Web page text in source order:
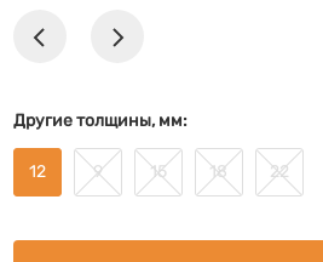
Другие толщины, мм:
12 9 15 18 22